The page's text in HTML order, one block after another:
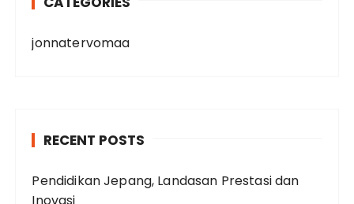
jonnatervomaa
RECENT POSTS
Pendidikan Jepang, Landasan Prestasi dan
Inovasi